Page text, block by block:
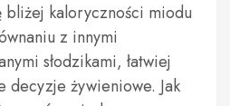
kaloryczności miodu
z innymi
słodzikami, łatwiej
decyzje żywieniowe. Jak